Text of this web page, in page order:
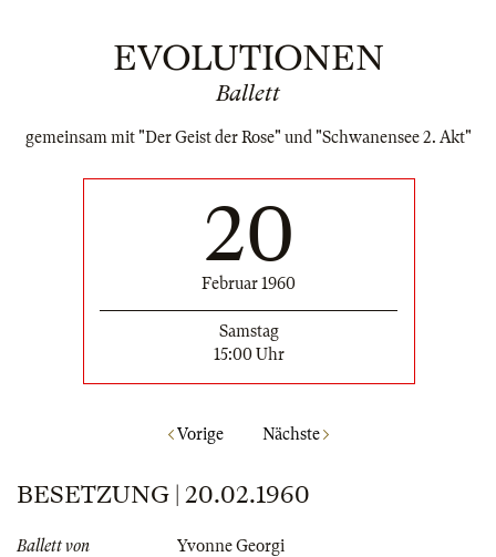
EVOLUTIONEN
Ballett
gemeinsam mit "Der Geist der Rose" und "Schwanensee 2. Akt"
20
Februar 1960
Samstag
15:00 Uhr
Vorige Nächste
BESETZUNG | 20.02.1960
Ballett von
Yvonne Georgi